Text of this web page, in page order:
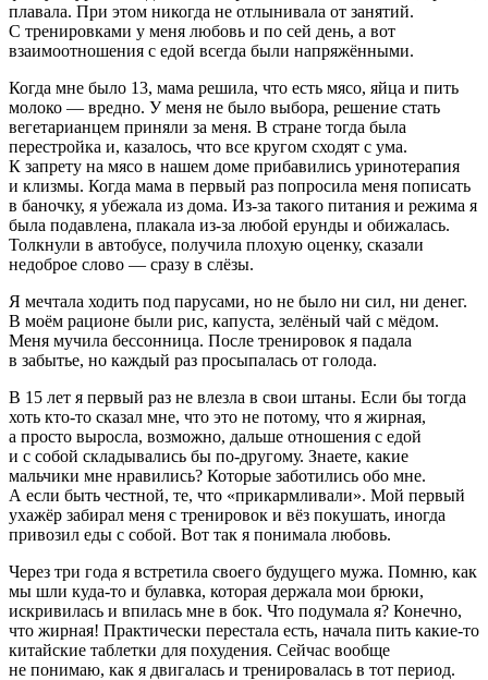
плавала. При этом никогда не отлынивала от занятий.
С тренировками у меня любовь и по сей день, а вот
взаимоотношения с едой всегда были напряжёнными.
Когда мне было 13, мама решила, что есть мясо, яйца и пить
молоко — вредно. У меня не было выбора, решение стать
вегетарианцем приняли за меня. В стране тогда была
перестройка и, казалось, что все кругом сходят с ума.
К запрету на мясо в нашем доме прибавились уринотерапия
и клизмы. Когда мама в первый раз попросила меня пописать
в баночку, я убежала из дома. Из-за такого питания и режима я
была подавлена, плакала из-за любой ерунды и обижалась.
Толкнули в автобусе, получила плохую оценку, сказали
недоброе слово — сразу в слёзы.
Я мечтала ходить под парусами, но не было ни сил, ни денег.
В моём рационе были рис, капуста, зелёный чай с мёдом.
Меня мучила бессонница. После тренировок я падала
в забытье, но каждый раз просыпалась от голода.
В 15 лет я первый раз не влезла в свои штаны. Если бы тогда
хоть кто-то сказал мне, что это не потому, что я жирная,
а просто выросла, возможно, дальше отношения с едой
и с собой складывались бы по-другому. Знаете, какие
мальчики мне нравились? Которые заботились обо мне.
А если быть честной, те, что «прикармливали». Мой первый
ухажёр забирал меня с тренировок и вёз покушать, иногда
привозил еды с собой. Вот так я понимала любовь.
Через три года я встретила своего будущего мужа. Помню, как
мы шли куда-то и булавка, которая держала мои брюки,
искривилась и впилась мне в бок. Что подумала я? Конечно,
что жирная! Практически перестала есть, начала пить какие-то
китайские таблетки для похудения. Сейчас вообще
не понимаю, как я двигалась и тренировалась в тот период.